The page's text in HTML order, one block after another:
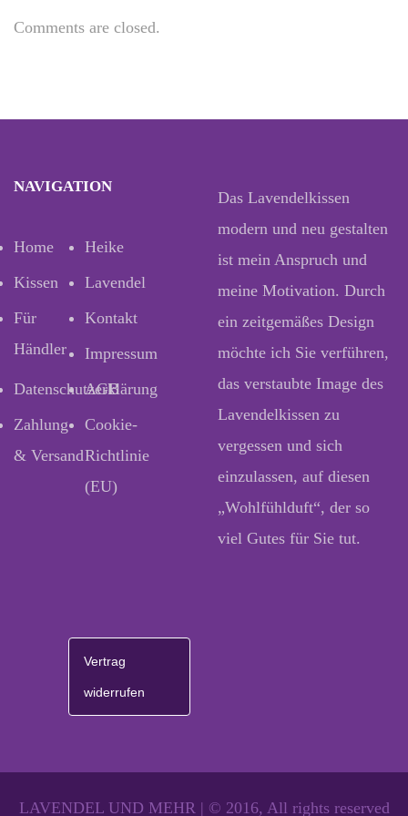
Comments are closed.
NAVIGATION
Home
Heike
Kissen
Lavendel
Für
Händler
Kontakt
Impressum
Datenschutzerklärung
AGB
Zahlung
& Versand
Cookie-
Richtlinie
(EU)
Das Lavendelkissen
modern und neu gestalten
ist mein Anspruch und
meine Motivation. Durch
ein zeitgemäßes Design
möchte ich Sie verführen,
das verstaubte Image des
Lavendelkissen zu
vergessen und sich
einzulassen, auf diesen
„Wohlfühlduft“, der so
viel Gutes für Sie tut.
Vertrag
widerrufen
LAVENDEL UND MEHR | © 2016, All rights reserved